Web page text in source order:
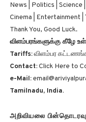
News | Politics | Science
Cinema | Entertainment |
Thank You, Good Luck.
விளம்பரங்களுக்கு கீழே
Tariffs:விளம்பர
Contact:Click Here to
e-Mail:
Tamilnadu, India.
அறிவியலை